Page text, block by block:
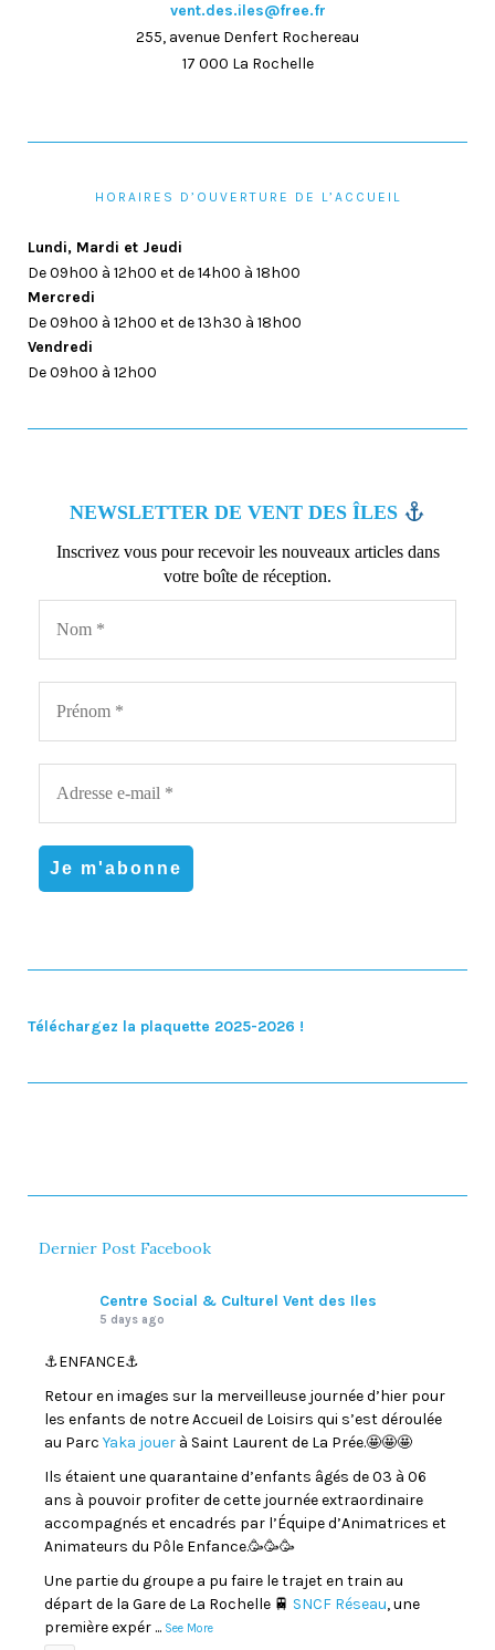
vent.des.iles@free.fr
255, avenue Denfert Rochereau
17 000 La Rochelle
HORAIRES D’OUVERTURE DE L’ACCUEIL
Lundi, Mardi et Jeudi
De 09h00 à 12h00 et de 14h00 à 18h00
Mercredi
De 09h00 à 12h00 et de 13h30 à 18h00
Vendredi
De 09h00 à 12h00
NEWSLETTER DE VENT DES ÎLES
Inscrivez vous pour recevoir les nouveaux articles dans
votre boîte de réception.
Téléchargez la plaquette 2025-2026 !
Dernier Post Facebook
Centre Social & Culturel Vent des Iles
5 days ago
⚓️ENFANCE⚓️
Retour en images sur la merveilleuse journée d’hier pour
les enfants de notre Accueil de Loisirs qui s’est déroulée
au Parc Yaka jouer à Saint Laurent de La Prée.🤩🤩🤩
Ils étaient une quarantaine d’enfants âgés de 03 à 06
ans à pouvoir profiter de cette journée extraordinaire
accompagnés et encadrés par l’Équipe d’Animatrices et
Animateurs du Pôle Enfance.🥳🥳🥳
Une partie du groupe a pu faire le trajet en train au
départ de la Gare de La Rochelle 🚆 SNCF Réseau, une
première expér ... See More